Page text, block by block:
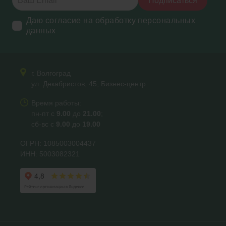
Даю согласие на обработку персональных
данных